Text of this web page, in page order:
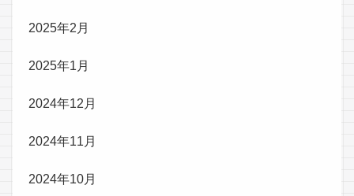
2025年2月
2025年1月
2024年12月
2024年11月
2024年10月